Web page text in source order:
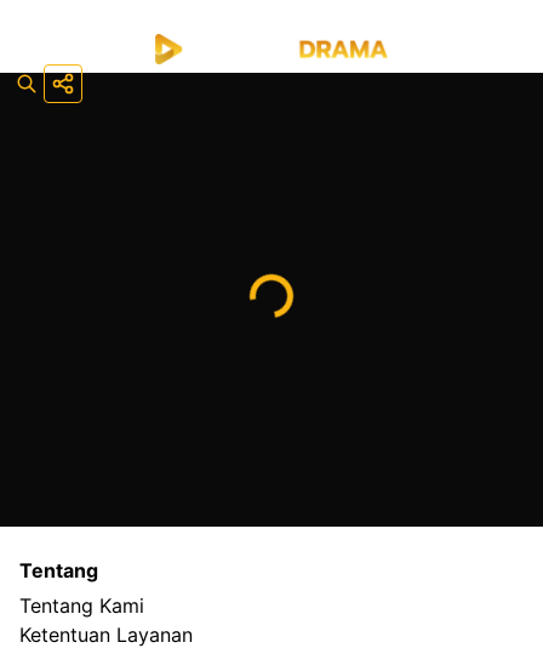
Tentang
Tentang Kami
Ketentuan Layanan